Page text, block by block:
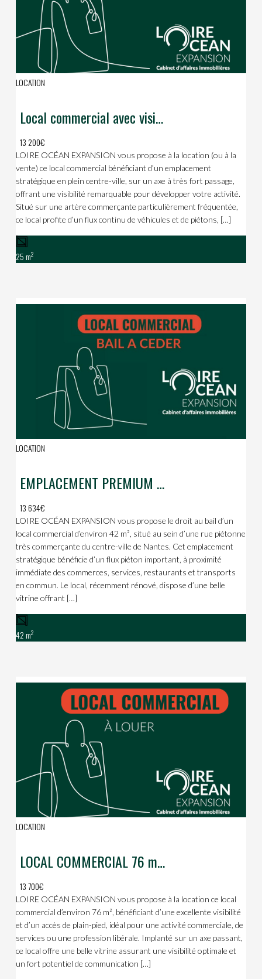
LOCATION
Local commercial avec visibilité exceptionnelle en plein cur de ville
13 200€
LOIRE OCÉAN EXPANSION vous propose à la location (ou à la
vente) ce local commercial bénéficiant d’un emplacement
stratégique en plein centre-ville, sur un axe à très fort passage,
offrant une visibilité remarquable pour développer votre activité.
Situé sur une artère commerçante particulièrement fréquentée,
ce local profite d’un flux continu de véhicules et de piétons, […]
25 m2
LOCATION
EMPLACEMENT PREMIUM AU COEUR DE LA VILLE
13 634€
LOIRE OCÉAN EXPANSION vous propose le droit au bail d’un
local commercial d’environ 42 m², situé au sein d’une rue piétonne
très commerçante du centre-ville de Nantes. Cet emplacement
stratégique bénéficie d’un flux piéton important, à proximité
immédiate des commerces, services, restaurants et transports
en commun. Le local, récemment rénové, dispose d’une belle
vitrine offrant […]
42 m2
LOCATION
LOCAL COMMERCIAL 76 m² – EXCELLENTE VISIBILITÉ – PLAIN-PIED
13 700€
LOIRE OCÉAN EXPANSION vous propose à la location ce local
commercial d’environ 76 m², bénéficiant d’une excellente visibilité
et d’un accès de plain-pied, idéal pour une activité commerciale, de
services ou une profession libérale. Implanté sur un axe passant,
ce local offre une belle vitrine assurant une visibilité optimale et
un fort potentiel de communication […]